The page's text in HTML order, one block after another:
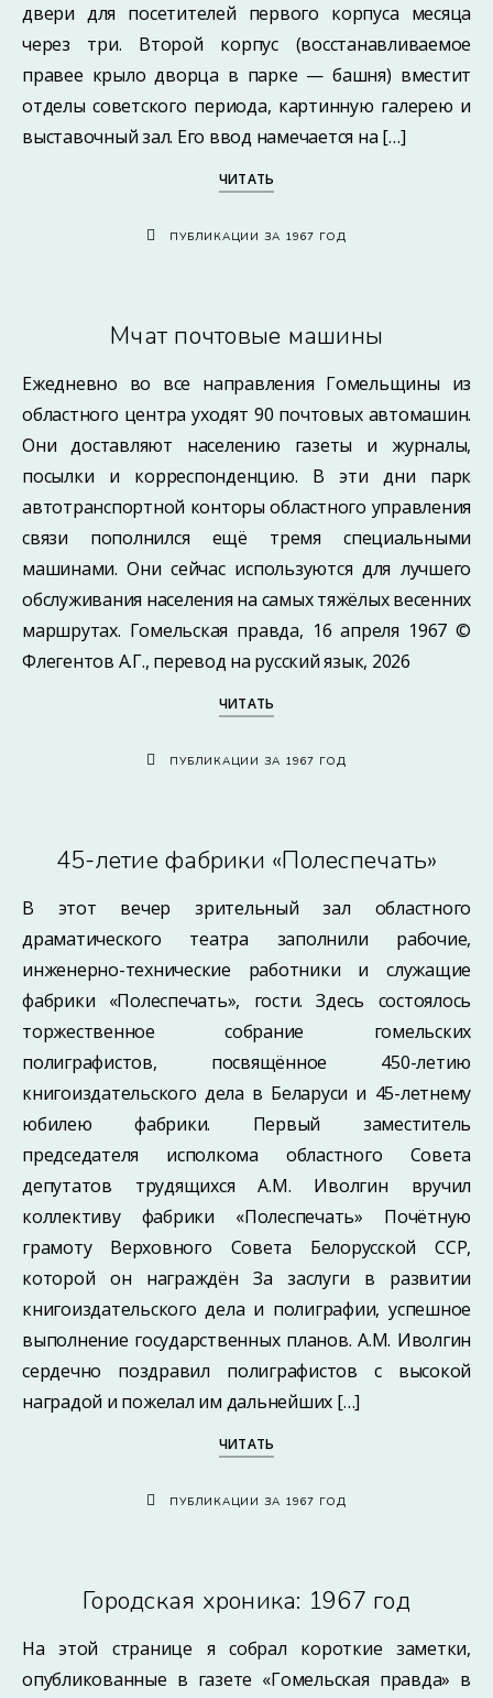
двери для посетителей первого корпуса месяца
через три. Второй корпус (восстанавливаемое
правее крыло дворца в парке — башня) вместит
отделы советского периода, картинную галерею и
выставочный зал. Его ввод намечается на […]
ЧИТАТЬ
ПУБЛИКАЦИИ ЗА 1967 ГОД
Мчат почтовые машины
Ежедневно во все направления Гомельщины из
областного центра уходят 90 почтовых автомашин.
Они доставляют населению газеты и журналы,
посылки и корреспонденцию. В эти дни парк
автотранспортной конторы областного управления
связи пополнился ещё тремя специальными
машинами. Они сейчас используются для лучшего
обслуживания населения на самых тяжёлых весенних
маршрутах. Гомельская правда, 16 апреля 1967 ©
Флегентов А.Г., перевод на русский язык, 2026
ЧИТАТЬ
ПУБЛИКАЦИИ ЗА 1967 ГОД
45-летие фабрики «Полеспечать»
В этот вечер зрительный зал областного
драматического театра заполнили рабочие,
инженерно-технические работники и служащие
фабрики «Полеспечать», гости. Здесь состоялось
торжественное собрание гомельских
полиграфистов, посвящённое 450-летию
книгоиздательского дела в Беларуси и 45-летнему
юбилею фабрики. Первый заместитель
председателя исполкома областного Совета
депутатов трудящихся А.М. Иволгин вручил
коллективу фабрики «Полеспечать» Почётную
грамоту Верховного Совета Белорусской ССР,
которой он награждён За заслуги в развитии
книгоиздательского дела и полиграфии, успешное
выполнение государственных планов. А.М. Иволгин
сердечно поздравил полиграфистов с высокой
наградой и пожелал им дальнейших […]
ЧИТАТЬ
ПУБЛИКАЦИИ ЗА 1967 ГОД
Городская хроника: 1967 год
На этой странице я собрал короткие заметки,
опубликованные в газете «Гомельская правда» в